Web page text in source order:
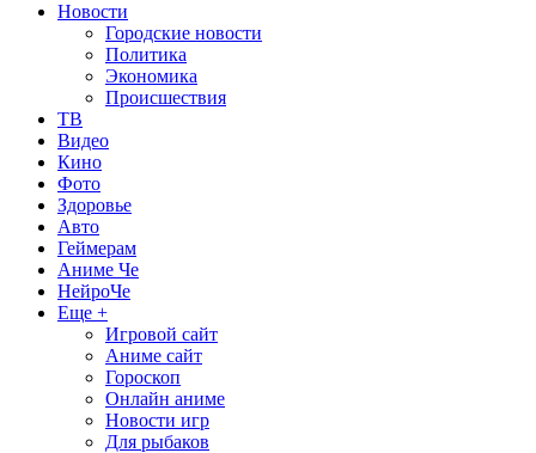
Новости
Городские новости
Политика
Экономика
Происшествия
ТВ
Видео
Кино
Фото
Здоровье
Авто
Геймерам
Аниме Че
НейроЧе
Еще +
Игровой сайт
Аниме сайт
Гороскоп
Онлайн аниме
Новости игр
Для рыбаков